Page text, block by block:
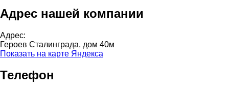
Адрес нашей компании
Адрес:
Героев Сталинграда, дом 40м
Показать на карте Яндекса
Телефон